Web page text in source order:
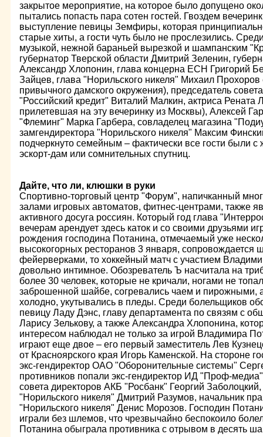
закрытое мероприятие, на которое было допущено
пытались попасть пара сотен гостей. Гвоздем
выступление певицы Земфиры, которая
старые хиты, а гости чуть было не прослезились.
музыкой, нежной бараньей вырезкой и шампанским
губернатор Тверской области Дмитрий Зеленин,
Александр Хлопонин, глава концерна ЕСН Григорий
Зайцев, глава "Норильского никеля" Михаил Прохоров
привычного дамского окружения), председатель
"Российский кредит" Виталий Малкин, актриса Рената
прилетевшая на эту вечеринку из Москвы), Алексей
"Флеминг" Марка Гарбера, совладелец магазина
замгендиректора "Норильского никеля" Максим
подчеркнуто семейным – фактически все гости были с
эскорт-дам или сомнительных спутниц.
Дайте, что ли, клюшки в руки
Спортивно-торговый центр "Форум", напичканный
залами игровых автоматов, фитнес-центрами, также
активного досуга россиян. Который год глава
вечерам арендует здесь каток и со своими друзьями
рождения господина Потанина, отмечаемый уже
высокогорных ресторанов 3 января, сопровождается
фейерверками, то хоккейный матч с участием
довольно интимное. Обозреватель Ъ насчитала на
более 30 человек, которые не кричали, ногами не
заброшенной шайбе, согревались чаем и пирожными,
холодно, укутывались в пледы. Среди болельщиков
певицу Ладу Дэнс, главу департамента по связям с
Ларису Зелькову, а также Александра Хлопонина,
интересом наблюдал не только за игрой Владимира
играют еще двое – его первый заместитель Лев
от Красноярского края Игорь Каменской. На стороне
экс-гендиректор ОАО "Оборонительные системы"
противников попали экс-гендиректор ИД "Проф-
совета директоров АКБ "Росбанк" Георгий
"Норильского никеля" Дмитрий Разумов, начальник
"Норильского никеля" Денис Морозов. Господин
играли без шлемов, что чрезвычайно беспокоило
Потанина обыграла противника с отрывом в десять